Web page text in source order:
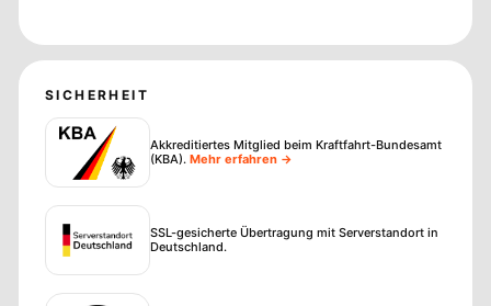
SICHERHEIT
Akkreditiertes Mitglied beim Kraftfahrt-Bundesamt
(KBA). Mehr erfahren →
SSL-gesicherte Übertragung mit Serverstandort in
Deutschland.